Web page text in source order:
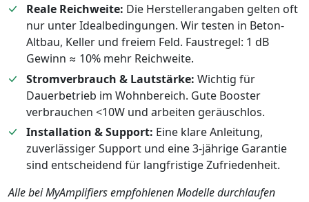
Reale Reichweite: Die Herstellerangaben gelten oft
nur unter Idealbedingungen. Wir testen in Beton-
Altbau, Keller und freiem Feld. Faustregel: 1 dB
Gewinn ≈ 10% mehr Reichweite.
Stromverbrauch & Lautstärke: Wichtig für
Dauerbetrieb im Wohnbereich. Gute Booster
verbrauchen <10W und arbeiten geräuschlos.
Installation & Support: Eine klare Anleitung,
zuverlässiger Support und eine 3-jährige Garantie
sind entscheidend für langfristige Zufriedenheit.
Alle bei MyAmplifiers empfohlenen Modelle durchlaufen